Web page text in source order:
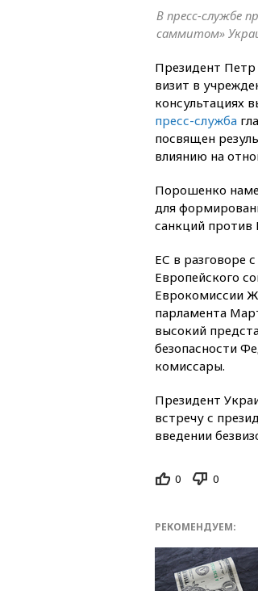
В пресс-службе
саммитом»
Президент
визит в
консультациях
пресс-служба
посвящен
влиянию на
Порошенко
для
санкций против
ЕС в разговоре
Европейского
Еврокомиссии
парламента
высокий
безопасности
комиссары.
Президент
встречу с
введении
0 0
РЕКОМЕНДУЕМ: